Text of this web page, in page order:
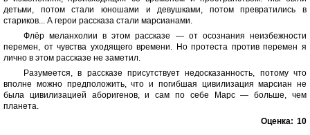
детьми, потом стали юношами и девушками, потом превратились в
стариков... А герои рассказа стали марсианами.
Флёр меланхолии в этом рассказе — от осознания неизбежности
перемен, от чувства уходящего времени. Но протеста против перемен я
лично в этом рассказе не заметил.
Разумеется, в рассказе присутствует недосказанность, потому что
вполне можно предположить, что и погибшая цивилизация марсиан не
была цивилизацией аборигенов, и сам по себе Марс — больше, чем
планета.
Оценка: 10